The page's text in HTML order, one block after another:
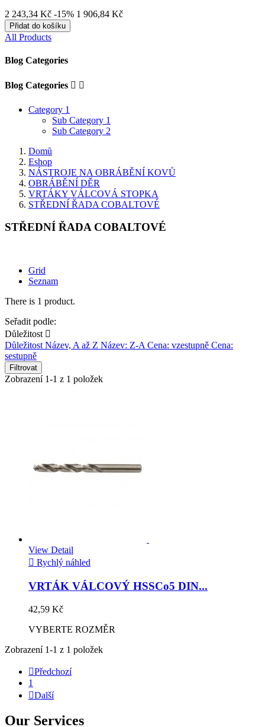
2 243,34 Kč -15% 1 906,84 Kč
Přidat do košíku
All Products
Blog Categories
Blog Categories  
Category 1
Sub Category 1
Sub Category 2
Domů
Eshop
NÁSTROJE NA OBRÁBĚNÍ KOVŮ
OBRÁBĚNÍ DĚR
VRTÁKY VÁLCOVÁ STOPKA
STŘEDNÍ ŘADA COBALTOVÉ
STŘEDNÍ ŘADA COBALTOVÉ
Grid
Seznam
There is 1 product.
Seřadit podle:
Důležitost 
Důležitost Název, A až Z Název: Z-A Cena: vzestupně Cena:
sestupně
Filtrovat
Zobrazení 1-1 z 1 položek
View Detail
 Rychlý náhled
VRTÁK VÁLCOVÝ HSSCo5 DIN...
42,59 Kč
VYBERTE ROZMĚR
Zobrazení 1-1 z 1 položek
Předchozí
1
Další
Our Services